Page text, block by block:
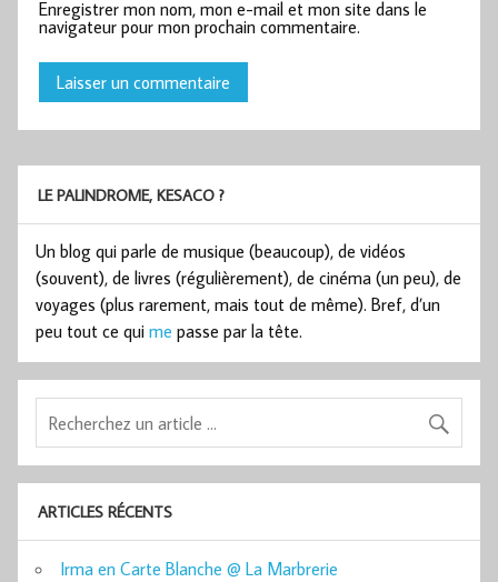
Enregistrer mon nom, mon e-mail et mon site dans le
navigateur pour mon prochain commentaire.
LE PALINDROME, KESACO ?
Un blog qui parle de musique (beaucoup), de vidéos
(souvent), de livres (régulièrement), de cinéma (un peu), de
voyages (plus rarement, mais tout de même). Bref, d’un
peu tout ce qui me passe par la tête.
ARTICLES RÉCENTS
Irma en Carte Blanche @ La Marbrerie